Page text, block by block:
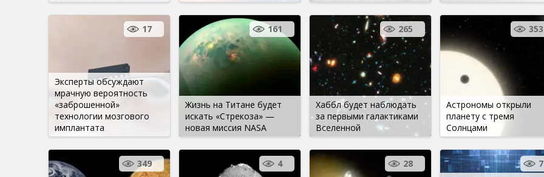
Эксперты обсуждают
мрачную вероятность
«заброшенной»
технологии мозгового
имплантата
17
Жизнь на Титане будет
искать «Стрекоза» —
новая миссия NASA
161
Хаббл будет наблюдать
за первыми галактиками
Вселенной
265
Астрономы открыли
планету с тремя
Солнцами
353
349 4
28
7